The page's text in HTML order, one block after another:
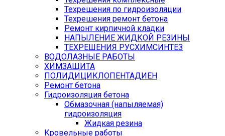
Техрешения по гидроизоляции
Техрешения ремонт бетона
Ремонт кирпичной кладки
НАПЫЛЕНИЕ ЖИДКОЙ РЕЗИНЫ
ТЕХРЕШЕНИЯ РУСХИМСИНТЕЗ
ВОДОЛАЗНЫЕ РАБОТЫ
ХИМЗАЩИТА
ПОЛИДИЦИКЛОПЕНТАДИЕН
Ремонт бетона
Гидроизоляция бетона
Обмазочная (напыляемая)
гидроизоляция
Жидкая резина
Кровельные работы